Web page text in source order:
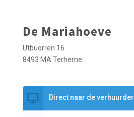
De Mariahoeve
Utbuorren 16
8493 MA Terherne
Direct naar de verhuurder